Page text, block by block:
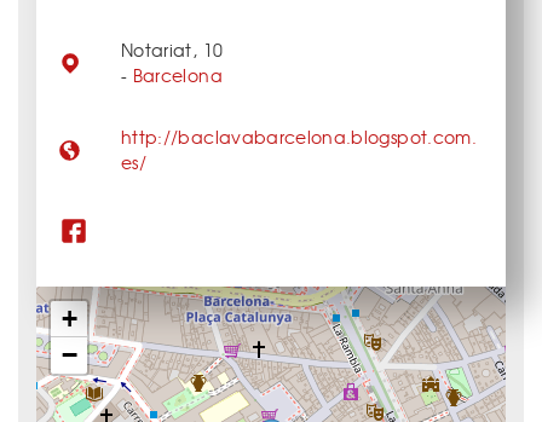
+
−
Notariat, 10
- Barcelona
http://baclavabarcelona.blogspot.com.
es/